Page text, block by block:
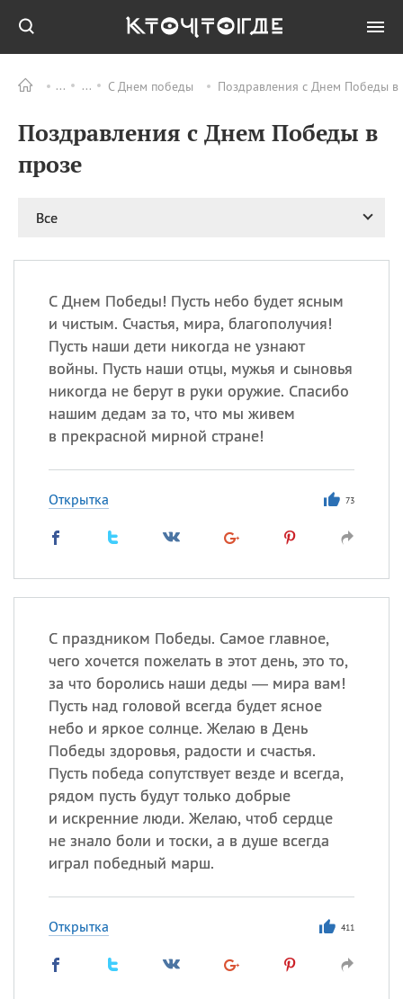
С Днем победы Поздравления с Днем Победы в
Поздравления с Днем Победы в
прозе
Все
С Днем Победы! Пусть небо будет ясным
и чистым. Счастья, мира, благополучия!
Пусть наши дети никогда не узнают
войны. Пусть наши отцы, мужья и сыновья
никогда не берут в руки оружие. Спасибо
нашим дедам за то, что мы живем
в прекрасной мирной стране!
Открытка 73
С праздником Победы. Самое главное,
чего хочется пожелать в этот день, это то,
за что боролись наши деды — мира вам!
Пусть над головой всегда будет ясное
небо и яркое солнце. Желаю в День
Победы здоровья, радости и счастья.
Пусть победа сопутствует везде и всегда,
рядом пусть будут только добрые
и искренние люди. Желаю, чтоб сердце
не знало боли и тоски, а в душе всегда
играл победный марш.
Открытка 411
ПРАЗДНИКИ Все
06.08 Преображение
Господне у западных
Романа и Давида
День ассирийских
мучеников
07.08
Национальный день
маяка
07.08
Годовщина битвы при
Бояка
Сегодня празднуют именины
Анатолий , Афанасий, Борис
Посмотреть значениеи
происхождение